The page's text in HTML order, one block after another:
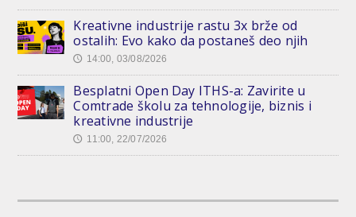
Kreativne industrije rastu 3x brže od
ostalih: Evo kako da postaneš deo njih
🕔 14:00, 03/08/2026
Besplatni Open Day ITHS-a: Zavirite u
Comtrade školu za tehnologije, biznis i
kreativne industrije
🕔 11:00, 22/07/2026